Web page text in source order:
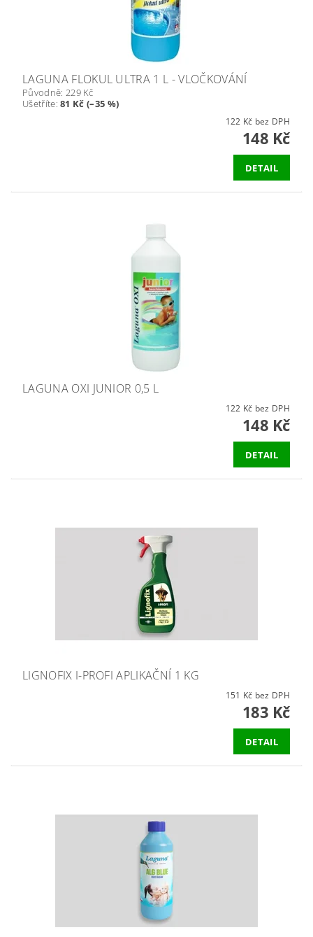
LAGUNA FLOKUL ULTRA 1 L - VLOČKOVÁNÍ
Původně: 229 Kč
Ušetříte:81 Kč (–35 %)
122 Kč bez DPH
148 Kč
DETAIL
LAGUNA OXI JUNIOR 0,5 L
122 Kč bez DPH
148 Kč
DETAIL
LIGNOFIX I-PROFI APLIKAČNÍ 1 KG
151 Kč bez DPH
183 Kč
DETAIL